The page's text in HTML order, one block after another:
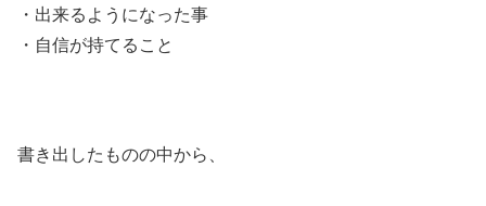
・出来るようになった事
・自信が持てること
書き出したものの中から、